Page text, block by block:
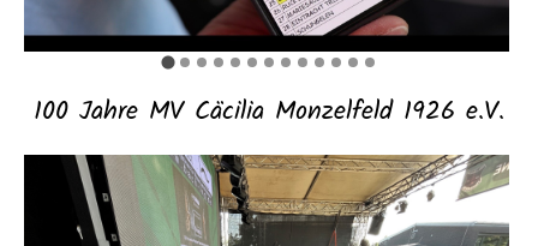
100 Jahre MV Cäcilia Monzelfeld 1926 e.V.